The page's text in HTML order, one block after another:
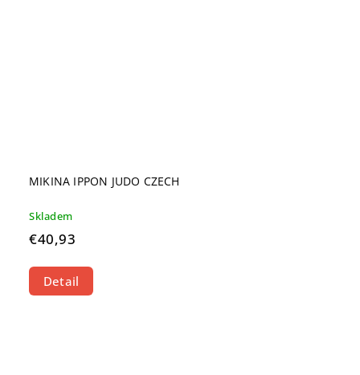
MIKINA IPPON JUDO CZECH
Skladem
€40,93
Detail